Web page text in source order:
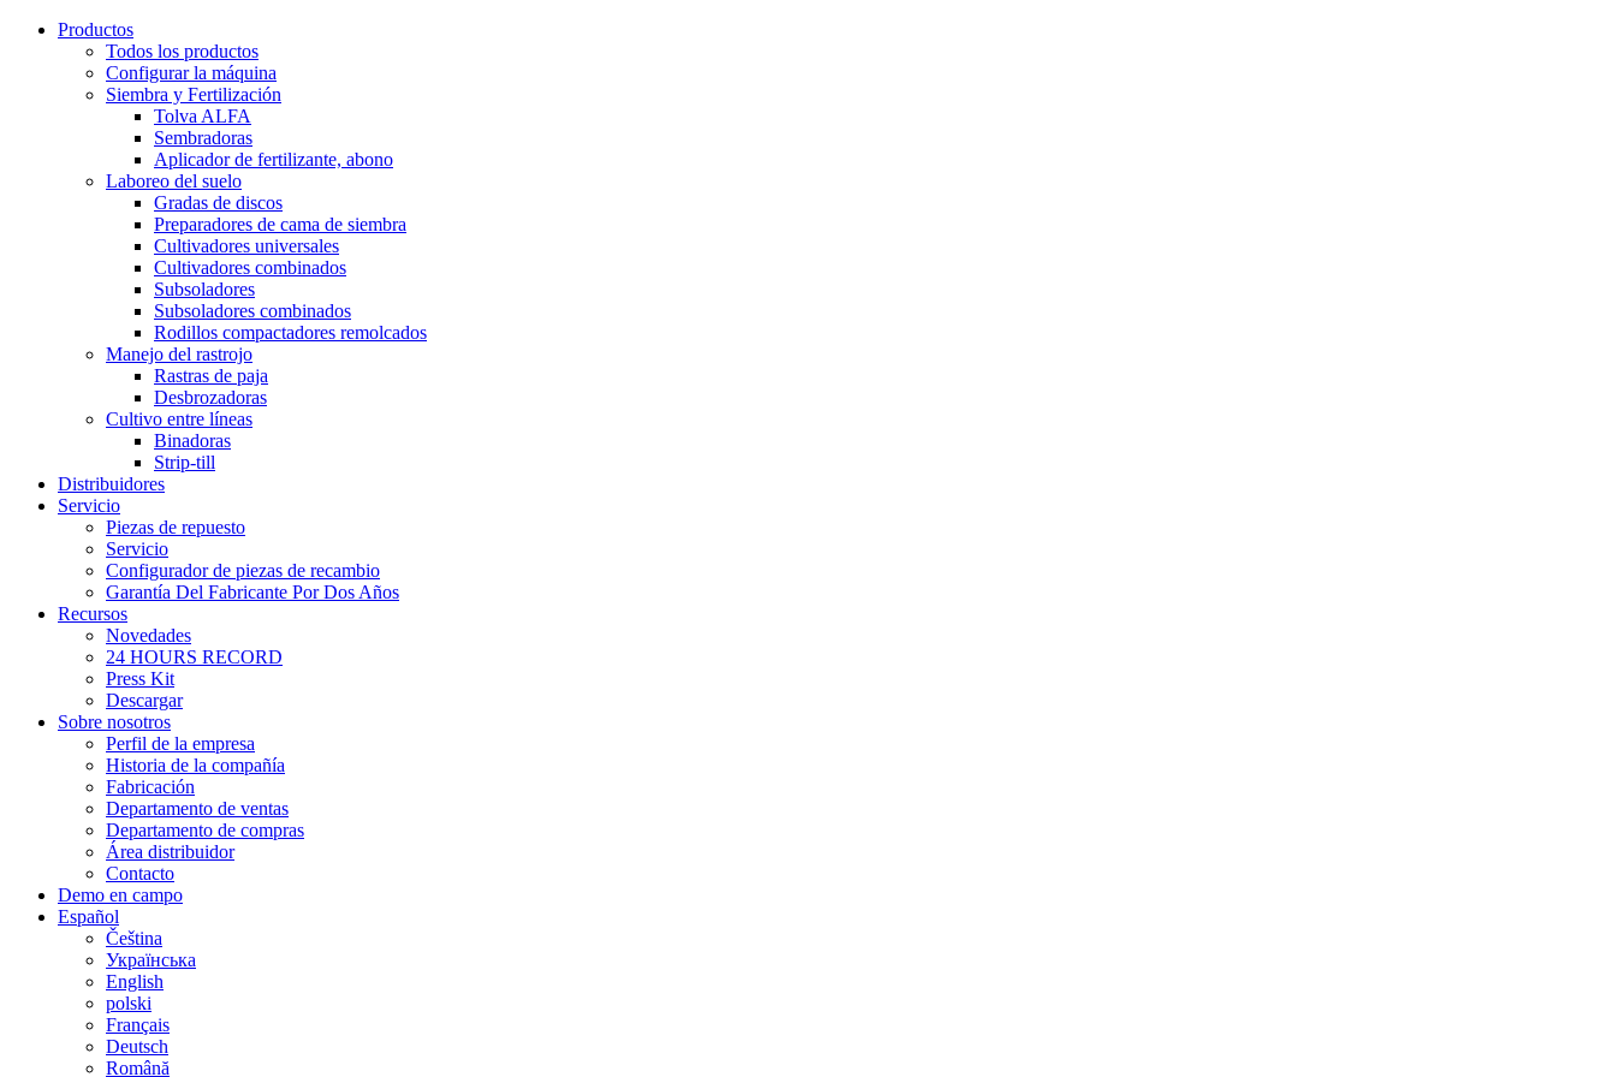
Productos
Todos los productos
Configurar la máquina
Siembra y Fertilización
Tolva ALFA
Sembradoras
Aplicador de fertilizante, abono
Laboreo del suelo
Gradas de discos
Preparadores de cama de siembra
Cultivadores universales
Cultivadores combinados
Subsoladores
Subsoladores combinados
Rodillos compactadores remolcados
Manejo del rastrojo
Rastras de paja
Desbrozadoras
Cultivo entre líneas
Binadoras
Strip-till
Distribuidores
Servicio
Piezas de repuesto
Servicio
Configurador de piezas de recambio
Garantía Del Fabricante Por Dos Años
Recursos
Novedades
24 HOURS RECORD
Press Kit
Descargar
Sobre nosotros
Perfil de la empresa
Historia de la compañía
Fabricación
Departamento de ventas
Departamento de compras
Área distribuidor
Contacto
Demo en campo
Español
Čeština
Українська
English
polski
Français
Deutsch
Română